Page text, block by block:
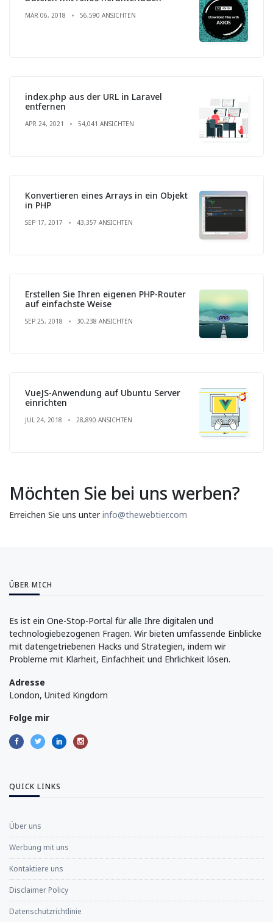
MÄR 06, 2018 56,590 ANSICHTEN
index.php aus der URL in Laravel
entfernen
APR 24, 2021 54,041 ANSICHTEN
Konvertieren eines Arrays in ein Objekt
in PHP
SEP 17, 2017 43,357 ANSICHTEN
Erstellen Sie Ihren eigenen PHP-Router
auf einfachste Weise
SEP 25, 2018 30,238 ANSICHTEN
VueJS-Anwendung auf Ubuntu Server
einrichten
JUL 24, 2018 28,890 ANSICHTEN
Möchten Sie bei uns werben?
Erreichen Sie uns unterinfo@thewebtier.com
ÜBER MICH
Es ist ein One-Stop-Portal für alle Ihre digitalen und
technologiebezogenen Fragen. Wir bieten umfassende Einblicke
mit datengetriebenen Hacks und Strategien, indem wir
Probleme mit Klarheit, Einfachheit und Ehrlichkeit lösen.
Adresse
London, United Kingdom
Folge mir
QUICK LINKS
Über uns
Werbung mit uns
Kontaktiere uns
Disclaimer Policy
Datenschutzrichtlinie